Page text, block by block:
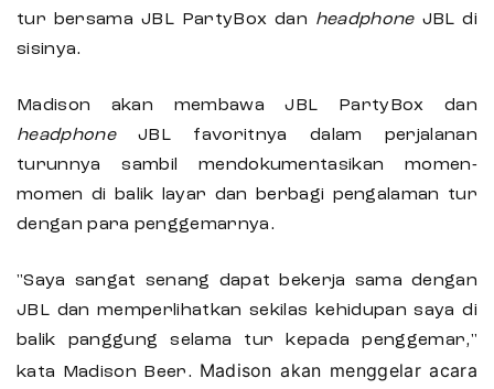
tur bersama JBL PartyBox dan headphoneJBL di
sisinya.
Madison akan membawa JBL PartyBox dan
headphoneJBL favoritnya dalam perjalanan
turunnya sambil mendokumentasikan momen-
momen di balik layar dan berbagi pengalaman tur
dengan para penggemarnya.
"Saya sangat senang dapat bekerja sama dengan
JBL dan memperlihatkan sekilas kehidupan saya di
balik panggung selama tur kepada penggemar,"
kata Madison Beer. Madison akan menggelar acara